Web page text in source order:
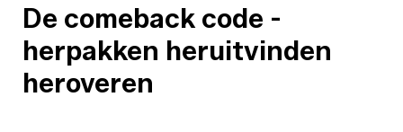
De comeback code -
herpakken heruitvinden
heroveren